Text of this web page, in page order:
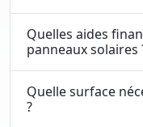
Quelles aides
panneaux solaires
Quelle surface
?